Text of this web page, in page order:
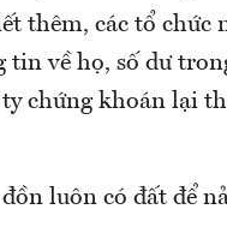
thêm, các tổ chức
về họ, số dư
chứng khoán lại
luôn có đất để